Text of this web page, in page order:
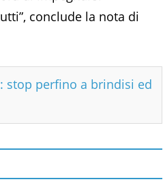
conclude la nota di
stop perfino a brindisi ed